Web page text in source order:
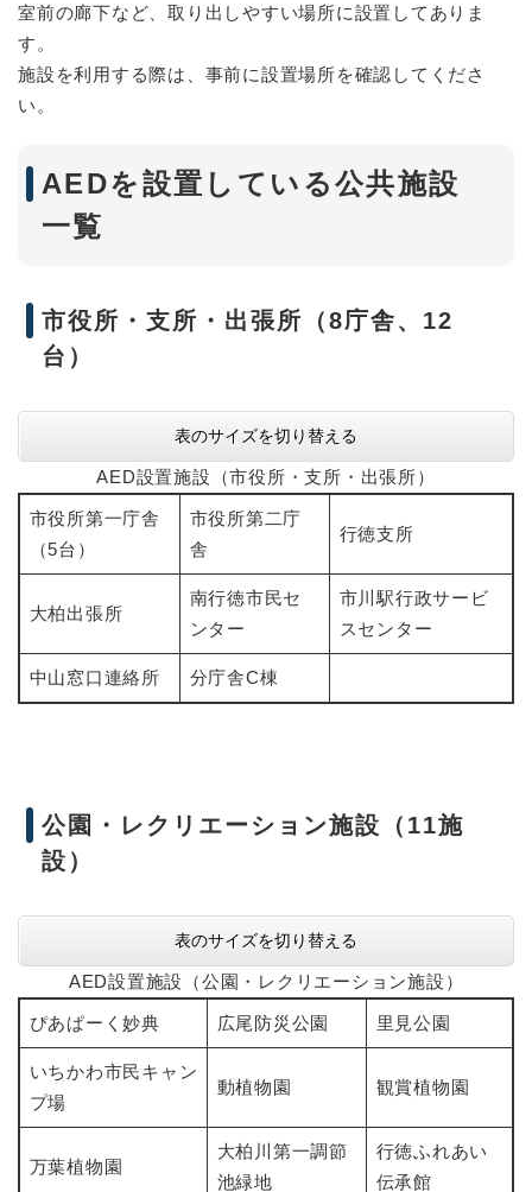
室前の廊下など、取り出しやすい場所に設置してありま
す。
施設を利用する際は、事前に設置場所を確認してくださ
い。
AEDを設置している公共施設
一覧
市役所・支所・出張所（8庁舎、12
台）
表のサイズを切り替える
AED設置施設（市役所・支所・出張所）
市役所第一庁舎
（5台）
市役所第二庁
舎
行徳支所
大柏出張所
南行徳市民セ
ンター
市川駅行政サービ
スセンター
中山窓口連絡所 分庁舎C棟
公園・レクリエーション施設（11施
設）
表のサイズを切り替える
AED設置施設（公園・レクリエーション施設）
ぴあぱーく妙典 広尾防災公園 里見公園
いちかわ市民キャン
プ場
動植物園 観賞植物園
万葉植物園
大柏川第一調節
池緑地
行徳ふれあい
伝承館